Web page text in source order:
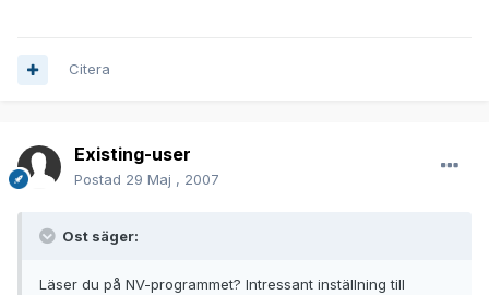
Citera
Existing-user
Postad 29 Maj , 2007
Ost säger:
Läser du på NV-programmet? Intressant inställning till